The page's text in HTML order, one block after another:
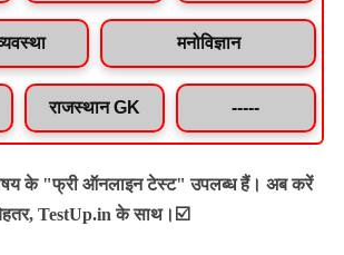
मनोविज्ञान
राजस्थान GK -----
के "फ्री ऑनलाइन टेस्ट" उपलब्ध हैं। अब करें
TestUp.in के साथ।☑️